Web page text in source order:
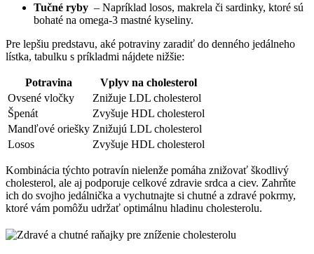
Tučné ryby ⁤ – Napríklad​ losos, makrela či sardinky, ktoré sú
bohaté na omega-3 mastné kyseliny.
Pre lepšiu predstavu, ‌aké potraviny ⁣zaradiť ⁣do‍ denného jedálneho ​
lístka, tabulku s príkladmi nájdete nižšie:
Potravina
Vplyv na cholesterol
Ovsené vločky
Znižuje LDL cholesterol
Špenát
Zvyšuje HDL cholesterol
Mandľové oriešky Znižujú LDL cholesterol
Losos
Zvyšuje HDL ⁣cholesterol
Kombinácia týchto potravín nielenže pomáha ⁣znižovať škodlivý
cholesterol, ale aj podporuje celkové zdravie‍ srdca ⁣a ciev. Zahrňte
ich do ​svojho jedálnička a vychutnajte ⁤si chutné a ⁣zdravé⁤ pokrmy,⁣
ktoré vám pomôžu ⁣udržať⁤ optimálnu ⁢hladinu cholesterolu.